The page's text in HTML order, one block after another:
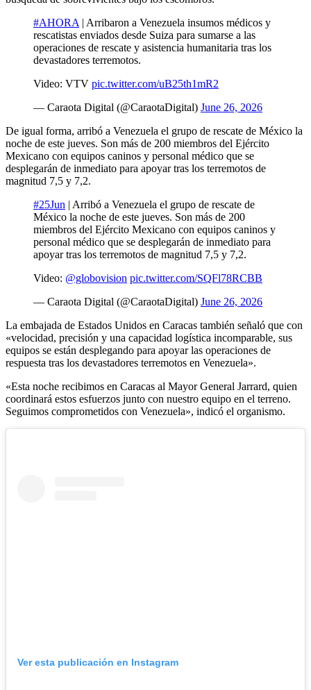
#AHORA | Arribaron a Venezuela insumos médicos y
rescatistas enviados desde Suiza para sumarse a las
operaciones de rescate y asistencia humanitaria tras los
devastadores terremotos.
Video: VTV pic.twitter.com/uB25th1mR2
— Caraota Digital (@CaraotaDigital) June 26, 2026
De igual forma, arribó a Venezuela el grupo de rescate de México la
noche de este jueves. Son más de 200 miembros del Ejército
Mexicano con equipos caninos y personal médico que se
desplegarán de inmediato para apoyar tras los terremotos de
magnitud 7,5 y 7,2.
#25Jun | Arribó a Venezuela el grupo de rescate de
México la noche de este jueves. Son más de 200
miembros del Ejército Mexicano con equipos caninos y
personal médico que se desplegarán de inmediato para
apoyar tras los terremotos de magnitud 7,5 y 7,2.
Video: @globovision pic.twitter.com/SQFl78RCBB
— Caraota Digital (@CaraotaDigital) June 26, 2026
La embajada de Estados Unidos en Caracas también señaló que con
«velocidad, precisión y una capacidad logística incomparable, sus
equipos se están desplegando para apoyar las operaciones de
respuesta tras los devastadores terremotos en Venezuela».
«Esta noche recibimos en Caracas al Mayor General Jarrard, quien
coordinará estos esfuerzos junto con nuestro equipo en el terreno.
Seguimos comprometidos con Venezuela», indicó el organismo.
Ver esta publicación en Instagram